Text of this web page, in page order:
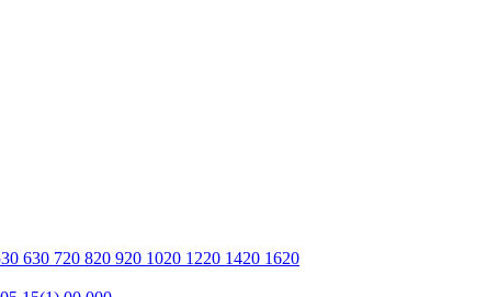
630 720 820 920 1020 1220 1420 1620